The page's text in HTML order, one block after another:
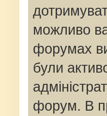
можливо
форумах
були
форум. В